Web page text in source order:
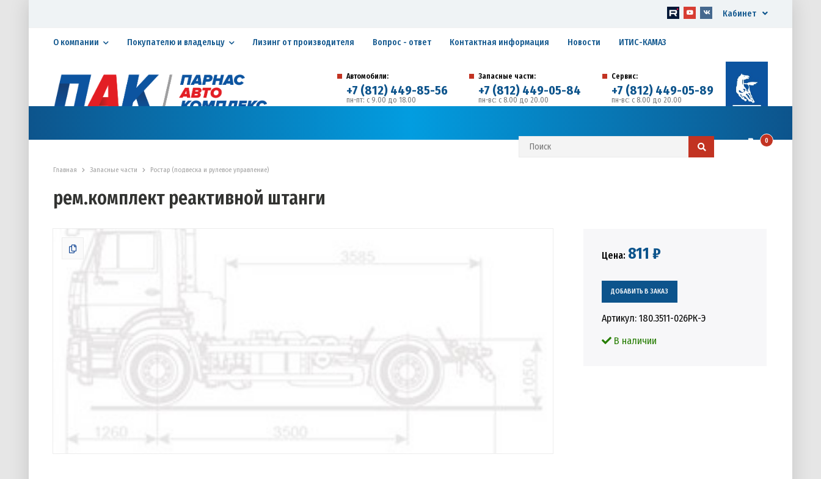
Кабинет
О компании Покупателю и владельцу Лизинг от производителя Вопрос - ответ Контактная информация Новости ИТИС-КАМАЗ
Автомобили:
+7 (812) 449-85-56
пн-пт: с 9.00 до 18.00
Запасные части:
+7 (812) 449-05-84
пн-вс: с 8.00 до 20.00
Сервис:
+7 (812) 449-05-89
пн-вс: с 8.00 до 20.00
0
Главная Запасные части Ростар (подвеска и рулевое управление)
рем.комплект реактивной штанги
Цена: 811 ₽
Артикул: 180.3511-026РК-Э
В наличии